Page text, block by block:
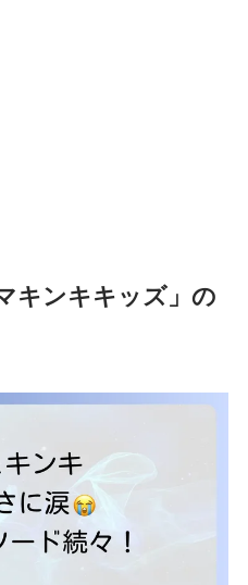
キンキキッズ」の